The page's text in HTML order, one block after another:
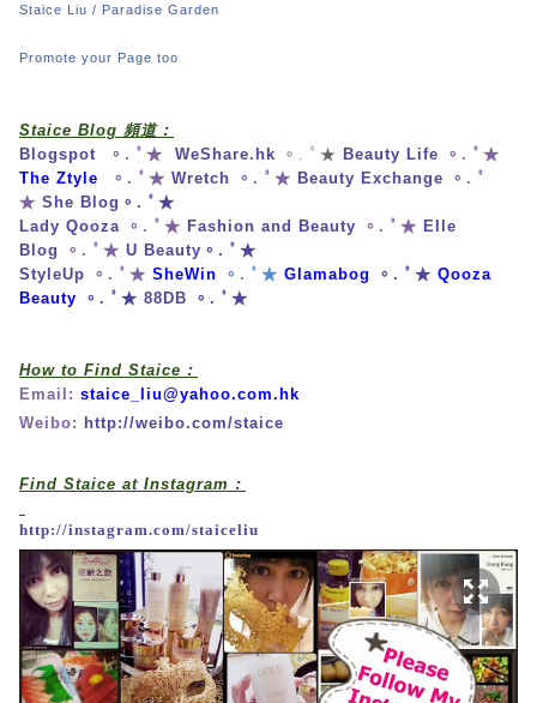
Staice Liu / Paradise Garden
Promote your Page too
Staice Blog 頻道：
Blogspot
。. ﾟ★ WeShare.hk 。. ﾟ★ Beauty Life
。. ﾟ★
The Ztyle
。. ﾟ★ Wretch 。. ﾟ★ Beauty Exchange
。. ﾟ
★ She Blog 。. ﾟ★
Lady Qooza
。. ﾟ★ Fashion and Beauty 。. ﾟ★ Elle
Blog
。. ﾟ★ U Beauty 。. ﾟ★
StyleUp
。. ﾟ★ SheWin 。. ﾟ★ Glamabog 。. ﾟ★ Qooza
Beauty
。. ﾟ★ 88DB 。. ﾟ★
How to Find Staice：
Email: staice_liu@yahoo.com.hk
Weibo: http://weibo.com/staice
Find Staice at Instagram：
http://instagram.com/staiceliu